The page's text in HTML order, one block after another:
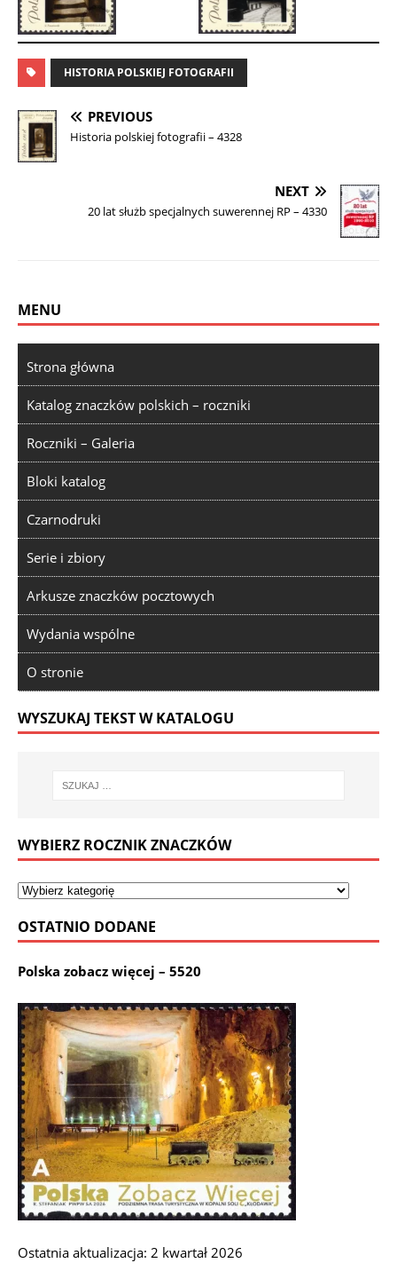
HISTORIA POLSKIEJ FOTOGRAFII
PREVIOUS
Historia polskiej fotografii – 4328
NEXT
20 lat służb specjalnych suwerennej RP – 4330
MENU
Strona główna
Katalog znaczków polskich – roczniki
Roczniki – Galeria
Bloki katalog
Czarnodruki
Serie i zbiory
Arkusze znaczków pocztowych
Wydania wspólne
O stronie
WYSZUKAJ TEKST W KATALOGU
WYBIERZ ROCZNIK ZNACZKÓW
OSTATNIO DODANE
Polska zobacz więcej – 5520
Ostatnia aktualizacja: 2 kwartał 2026